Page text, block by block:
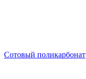
Сотовый поликарбонат